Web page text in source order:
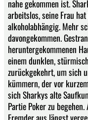
nahe gekommen ist.
arbeitslos, seine Frau
alkoholabhängig. Mehr
davongekommen.
heruntergekommenen
einem dunklen,
zurückgekehrt, um sich
kümmern, der vor
sich Sharkys alte
Partie Poker zu